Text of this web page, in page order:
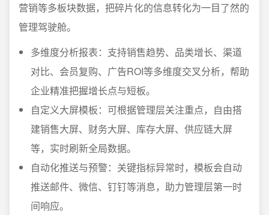
营销等多板块数据，把碎片化的信息转化为一目了然的
管理驾驶舱。
多维度分析报表：支持销售趋势、品类增长、渠道
对比、会员复购、广告ROI等多维度交叉分析，帮助
企业精准把握增长点与短板。
自定义大屏模板：可根据管理层关注重点，自由搭
建销售大屏、财务大屏、库存大屏、供应链大屏
等，实时刷新全局数据。
自动化推送与预警：关键指标异常时，模板会自动
推送邮件、微信、钉钉等消息，助力管理层第一时
间响应。